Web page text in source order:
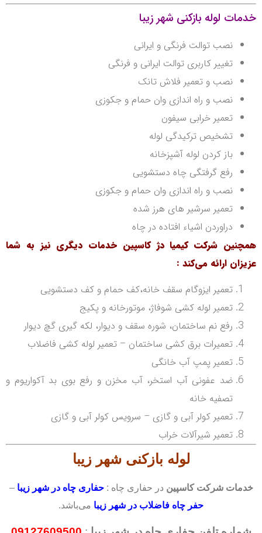
خدمات لوله بازکنی شهر زیبا
نصب توالت فرنگی و ایرانی
تغییر کاربری توالت ایرانی و فرنگی
نصب و تعمیر فلاش تانک
نصب و راه اندازی وان حمام و جکوزی
تعمیر خرابی سیفون
تشخیص ترکیدگی لوله
باز کردن لوله آشپزخانه
رفع گرفتگی چاه دستشویی
نصب و راه اندازی وان حمام و جکوزی
تعمیر سرشیر های هرز شده
دراوردن اشیاء افتاده در چاه
همچنین شرکت کیمیا دژ کاسپین خدمات دیگری نیز به شما
عزیزان ارائه می‌کند :
تعمیر ایزوگام سقف خانه،کف حمام و کف دستشویی
تعمیر لوله کشی شوفاژ، موتورخانه و پکیج
رفع نم ساختمان، شوره سقف و دیوار، لکه گیری گچ دیوار
تعمیرات برق کشی ساختمان – تعمیر لوله کشی فاضلاب
تعمیر پمپ آب خانگی
ضد عفونی آب استخر، آب مخزن و رفع بوی بد آکواریوم و
تصفیه خانه
تعمیر کولر آبی و گازی – سرویس کولر آبی و گازی
تعمیر شیرآلات خراب
لوله بازکنی شهر زیبا
خدمات شرکت کاسپین در حفاری چاه :حفاری چاه در شهر زیبا –
حفر چاه فاضلاب در شهر زیبا می‌باشد.